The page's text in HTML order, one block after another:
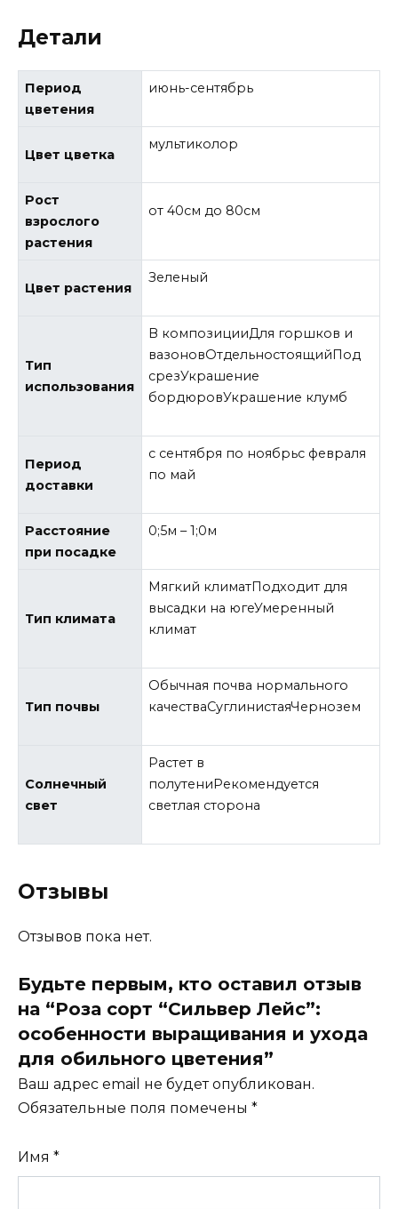
Детали
Период
цветения
июнь-сентябрь
Цвет цветка
мультиколор
Рост
взрослого
растения
от 40см до 80см
Цвет растения
Зеленый
Тип
использования
В композицииДля горшков и
вазоновОтдельностоящийПод
срезУкрашение
бордюровУкрашение клумб
Период
доставки
с сентября по ноябрьс февраля
по май
Расстояние
при посадке
0;5м – 1;0м
Тип климата
Мягкий климатПодходит для
высадки на югеУмеренный
климат
Тип почвы
Обычная почва нормального
качестваСуглинистаяЧернозем
Солнечный
свет
Растет в
полутениРекомендуется
светлая сторона
Отзывы
Отзывов пока нет.
Будьте первым, кто оставил отзыв
на “Роза сорт “Сильвер Лейс”:
особенности выращивания и ухода
для обильного цветения”
Ваш адрес email не будет опубликован.
Обязательные поля помечены *
Имя *